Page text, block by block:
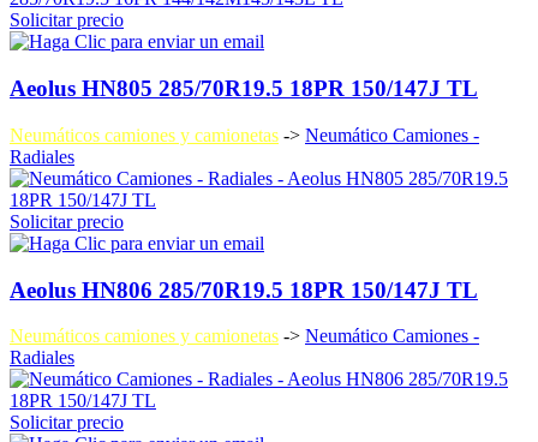
Solicitar precio
Aeolus HN805 285/70R19.5 18PR 150/147J TL
Neumáticos camiones y camionetas -> Neumático Camiones -
Radiales
Solicitar precio
Aeolus HN806 285/70R19.5 18PR 150/147J TL
Neumáticos camiones y camionetas -> Neumático Camiones -
Radiales
Solicitar precio